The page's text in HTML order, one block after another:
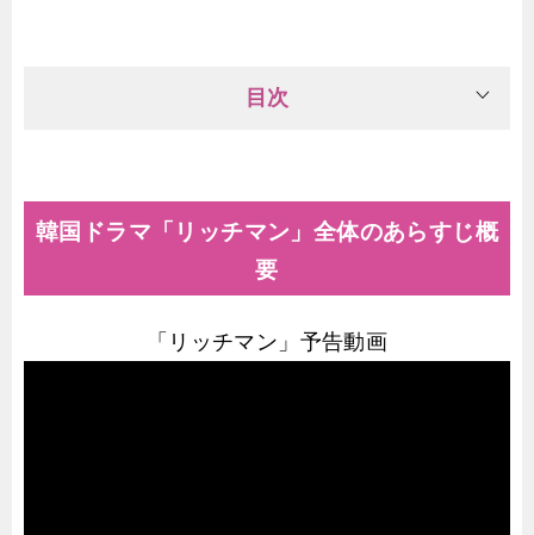
目次
韓国ドラマ「リッチマン」全体のあらすじ概
要
「リッチマン」予告動画